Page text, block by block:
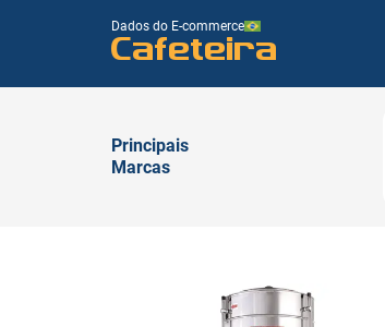
Dados do E-commerce
Cafeteira
Principais
Marcas